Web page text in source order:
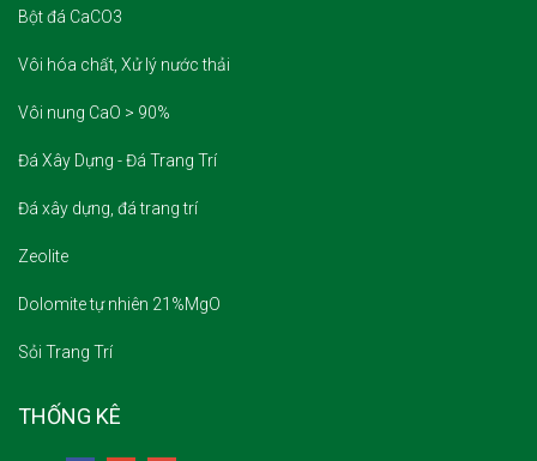
Bột đá CaCO3
Vôi hóa chất, Xử lý nước thải
Vôi nung CaO > 90%
Đá Xây Dựng - Đá Trang Trí
Đá xây dựng, đá trang trí
Zeolite
Dolomite tự nhiên 21%MgO
Sỏi Trang Trí
THỐNG KÊ